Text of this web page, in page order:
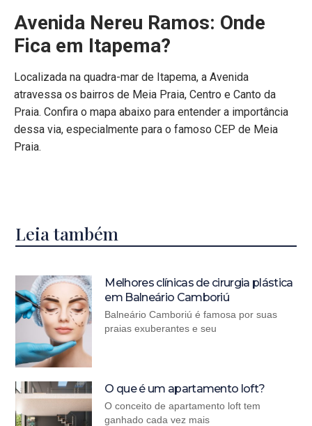
Avenida Nereu Ramos: Onde
Fica em Itapema?
Localizada na quadra-mar de Itapema, a Avenida
atravessa os bairros de Meia Praia, Centro e Canto da
Praia. Confira o mapa abaixo para entender a importância
dessa via, especialmente para o famoso CEP de Meia
Praia.
Leia também
Melhores clínicas de cirurgia plástica
em Balneário Camboriú
Balneário Camboriú é famosa por suas
praias exuberantes e seu
O que é um apartamento loft?
O conceito de apartamento loft tem
ganhado cada vez mais